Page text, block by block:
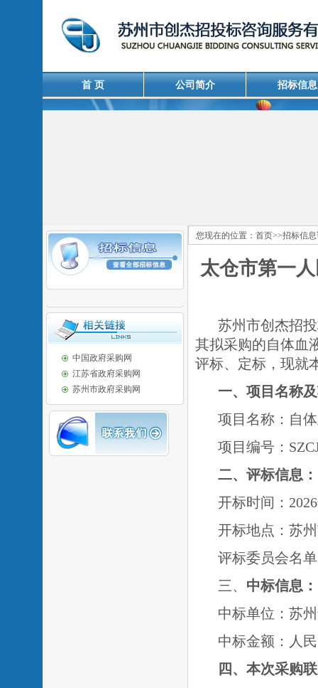
首 页 公司简介 招标信息
中国政府采购网
江苏省政府采购网
苏州市政府采购网
您现在的位置： 首页>>招标信
太仓市第一
苏州市创杰招
其拟采购的自体血
评标、定标，现就
一、项目名称
项目名称：自
项目编号：
二、评标信息：
开标时间：
开标地点： 苏
评标委员会名
三、 中标信息：
中标单位：苏
中标金额：人
四、本次采购